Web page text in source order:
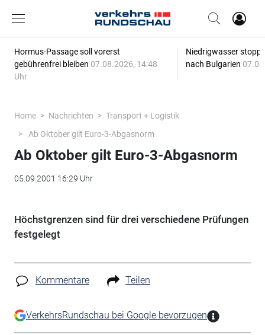
Hormus-Passage soll vorerst
gebührenfrei bleiben 07.08.2026, 14:48
Uhr
Niedrigwasser
nach Bulgarien
Home Nachrichten
Transport + Logistik
Ab Oktober gilt Euro-3-Abgasnorm
Ab Oktober gilt Euro-3-Abgasnorm
05.09.2001 16:29 Uhr
Höchstgrenzen sind für drei verschiedene Prüfungen
festgelegt
Kommentare Teilen
VerkehrsRundschau bei Google bevorzugen